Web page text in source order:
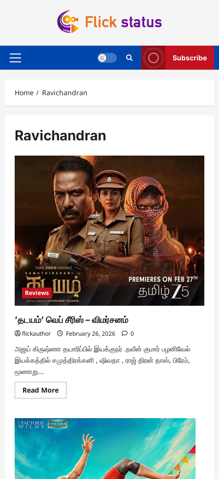
Primary
Subscribe
Home Ravichandran
Ravichandran
Reviews
’தடயம்’ வெப் சீரிஸ் – விமர்சனம்
flickauthor February 26, 2026 0
அஜய் கிருஷ்ணா தயாரிப்பில் இயக்குநர் .நவீன் குமார் பழனிவேல்
இயக்கத்தில் சமுத்திரக்கனி , ஷிவதா , ராஜ் திரன் தாஸ், பிரேம்,
மூணாறு...
Read MoreRead
more
வெப்
சீரிஸ்
–
விமர்சனம்